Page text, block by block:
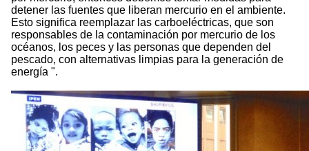
detener las fuentes que liberan mercurio en el ambiente.
Esto significa reemplazar las carboeléctricas, que son
responsables de la contaminación por mercurio de los
océanos, los peces y las personas que dependen del
pescado, con alternativas limpias para la generación de
energía ".